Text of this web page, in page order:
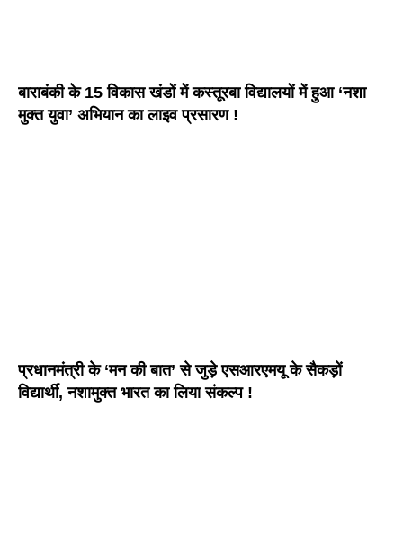
बाराबंकी के 15 विकास खंडों में कस्तूरबा विद्यालयों में हुआ ‘नशा
मुक्त युवा’ अभियान का लाइव प्रसारण !
प्रधानमंत्री के ‘मन की बात’ से जुड़े एसआरएमयू के सैकड़ों
विद्यार्थी, नशामुक्त भारत का लिया संकल्प !